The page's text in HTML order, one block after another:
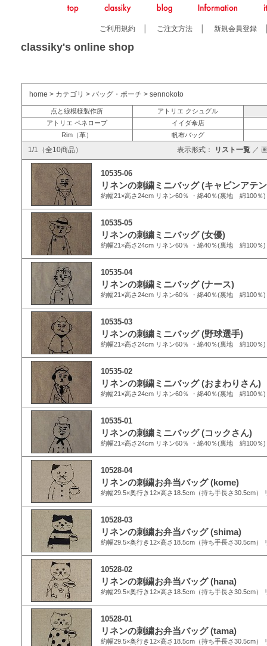
ご利用規約 ご注文方法 新規会員登録
classiky's online shop
home > カテゴリ > バッグ・ポーチ > sennokoto
点と線模様製作所
アトリエ クシュグル
アトリエ ペネロープ
イイダ傘店
Rim（革）
帆布バッグ
1/1（全10商品） 表示形式： リスト一覧 ／
10535-06
リネンの刺繍ミニバッグ (キャビンアテ
約幅21×高さ24cm リネン60％ ・綿40％(裏地 綿100
10535-05
リネンの刺繍ミニバッグ (女優)
約幅21×高さ24cm リネン60％ ・綿40％(裏地 綿100
10535-04
リネンの刺繍ミニバッグ (ナース)
約幅21×高さ24cm リネン60％ ・綿40％(裏地 綿100
10535-03
リネンの刺繍ミニバッグ (野球選手)
約幅21×高さ24cm リネン60％ ・綿40％(裏地 綿100
10535-02
リネンの刺繍ミニバッグ (おまわりさん)
約幅21×高さ24cm リネン60％ ・綿40％(裏地 綿100
10535-01
リネンの刺繍ミニバッグ (コックさん)
約幅21×高さ24cm リネン60％ ・綿40％(裏地 綿100
10528-04
リネンの刺繍お弁当バッグ (kome)
約幅29.5×奥行き12×高さ18.5cm（持ち手長さ30.5cm）
10528-03
リネンの刺繍お弁当バッグ (shima)
約幅29.5×奥行き12×高さ18.5cm（持ち手長さ30.5cm）
10528-02
リネンの刺繍お弁当バッグ (hana)
約幅29.5×奥行き12×高さ18.5cm（持ち手長さ30.5cm）
10528-01
リネンの刺繍お弁当バッグ (tama)
約幅29.5×奥行き12×高さ18.5cm（持ち手長さ30.5cm）